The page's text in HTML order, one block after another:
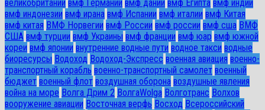
великобритании вмф Германии вмф дании вмф Египта вмф индии
вмф индонезии вмф ирана вмф Испании вмф италии вмф Китая
вмф китая ВМФ Норвегии вмф России вмф россии вмф сша ВМФ
США вмф турции вмф Украины вмф франции вмф юар вмф южной
кореи вмф японии внутренние водные пути водное такси водные
биоресурсы Водоход Водоход-Экспресс военная авиация военно-
транспортный корабль военно-транспортный самолет военный
бюджет военный флот воздушная оборона воздушные явления
война на море Волга Дрим 2 ВолгаWolga Волготранс Волхов
вооружение авиации Восточная верфь Восход Всероссийский